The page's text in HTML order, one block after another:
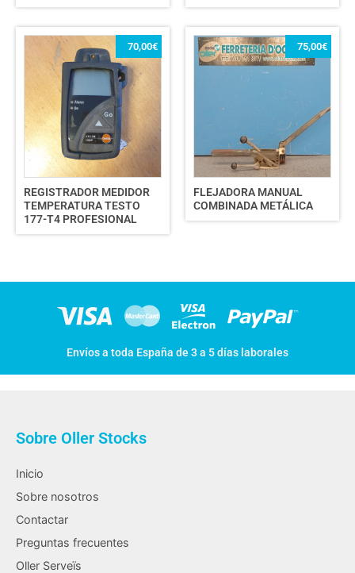
REGISTRADOR MEDIDOR
TEMPERATURA TESTO
177-T4 PROFESIONAL
70,00€
FLEJADORA MANUAL
COMBINADA METÁLICA
75,00€
Envíos a toda España de 3 a 5 días laborales
Sobre Oller Stocks
Inicio
Sobre nosotros
Contactar
Preguntas frecuentes
Oller Serveïs